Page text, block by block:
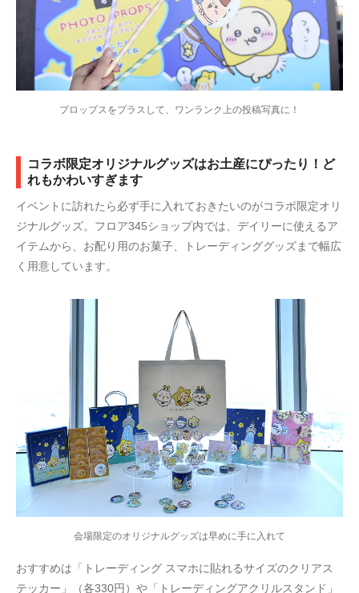
プロップスをプラスして、ワンランク上の投稿写真に！
コラボ限定オリジナルグッズはお土産にぴったり！ど
れもかわいすぎます
イベントに訪れたら必ず手に入れておきたいのがコラボ限定オリ
ジナルグッズ。フロア345ショップ内では、デイリーに使えるア
イテムから、お配り用のお菓子、トレーディンググッズまで幅広
く用意しています。
会場限定のオリジナルグッズは早めに手に入れて
おすすめは「トレーディング スマホに貼れるサイズのクリアス
テッカー」（各330円）や「トレーディングアクリルスタンド」